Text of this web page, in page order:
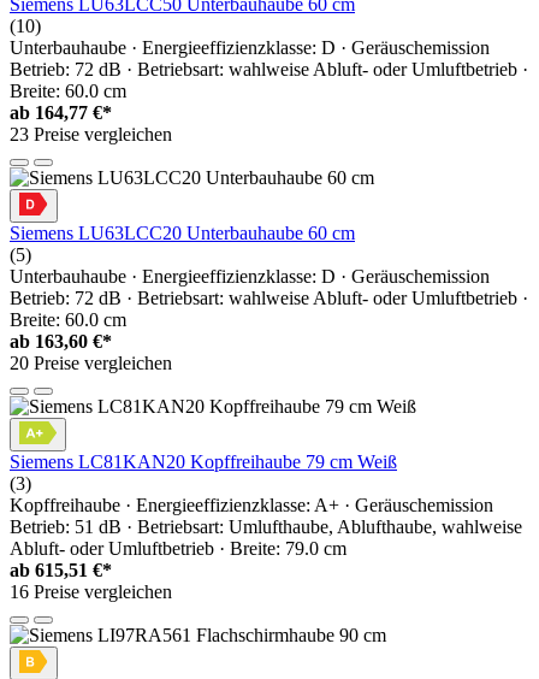
Siemens LU63LCC50 Unterbauhaube 60 cm
(10)
Unterbauhaube · Energieeffizienzklasse: D · Geräuschemission
Betrieb: 72 dB · Betriebsart: wahlweise Abluft- oder Umluftbetrieb ·
Breite: 60.0 cm
ab 164,77 €*
23 Preise vergleichen
Siemens LU63LCC20 Unterbauhaube 60 cm
(5)
Unterbauhaube · Energieeffizienzklasse: D · Geräuschemission
Betrieb: 72 dB · Betriebsart: wahlweise Abluft- oder Umluftbetrieb ·
Breite: 60.0 cm
ab 163,60 €*
20 Preise vergleichen
Siemens LC81KAN20 Kopffreihaube 79 cm Weiß
(3)
Kopffreihaube · Energieeffizienzklasse: A+ · Geräuschemission
Betrieb: 51 dB · Betriebsart: Umlufthaube, Ablufthaube, wahlweise
Abluft- oder Umluftbetrieb · Breite: 79.0 cm
ab 615,51 €*
16 Preise vergleichen